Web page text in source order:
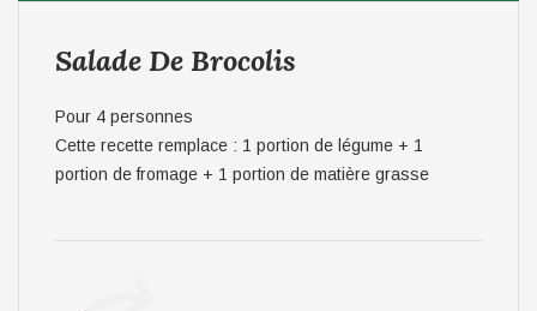
Salade De Brocolis
Pour 4 personnes
Cette recette remplace : 1 portion de légume + 1
portion de fromage + 1 portion de matière grasse